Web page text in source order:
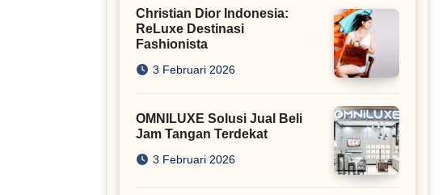
Christian Dior Indonesia:
ReLuxe Destinasi
Fashionista
3 Februari 2026
OMNILUXE Solusi Jual Beli
Jam Tangan Terdekat
3 Februari 2026